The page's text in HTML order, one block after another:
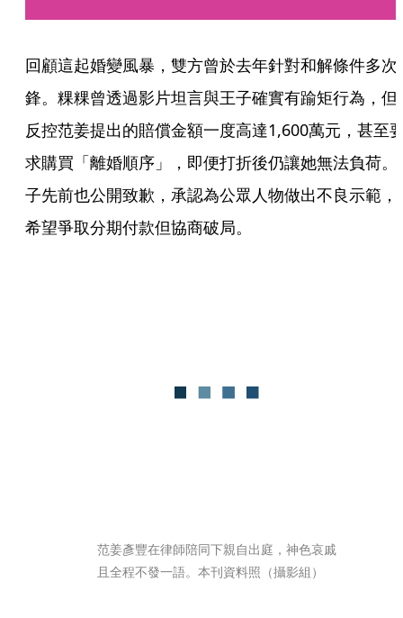
回顧這起婚變風暴，雙方曾於去年針對和解條件多次
鋒。粿粿曾透過影片坦言與王子確實有踰矩行為，但
反控范姜提出的賠償金額一度高達1,600萬元，甚至
求購買「離婚順序」，即便打折後仍讓她無法負荷。
子先前也公開致歉，承認為公眾人物做出不良示範，
希望爭取分期付款但協商破局。
范姜彥豐在律師陪同下親自出庭，神色哀戚
且全程不發一語。本刊資料照（攝影組）